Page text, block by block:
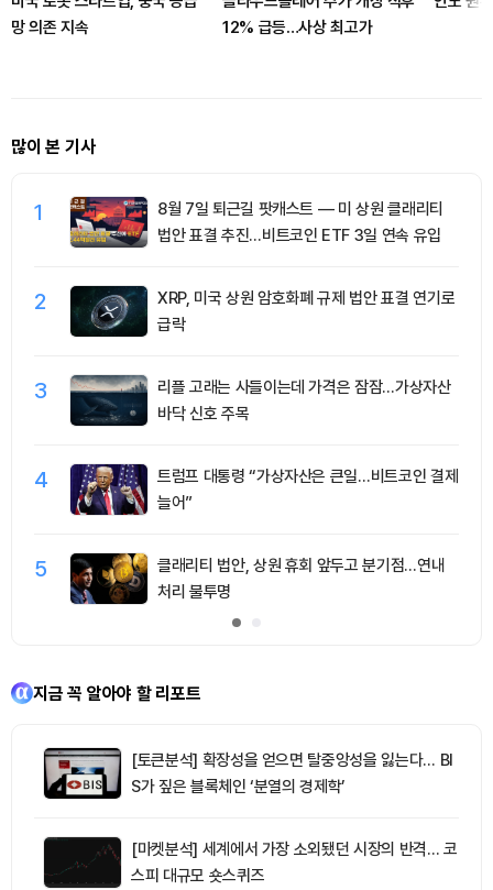
망 의존 지속
12% 급등…사상 최고가
많이 본 기사
1
8월 7일 퇴근길 팟캐스트 — 미 상원 클래리티
법안 표결 추진…비트코인 ETF 3일 연속 유입
2
XRP, 미국 상원 암호화폐 규제 법안 표결 연기로
급락
3
리플 고래는 사들이는데 가격은 잠잠…가상자산
바닥 신호 주목
4
트럼프 대통령 “가상자산은 큰일…비트코인 결제
늘어”
5
클래리티 법안, 상원 휴회 앞두고 분기점…연내
처리 불투명
지금 꼭 알아야 할 리포트
[토큰분석] 확장성을 얻으면 탈중앙성을 잃는다… BI
S가 짚은 블록체인 ‘분열의 경제학’
[마켓분석] 세계에서 가장 소외됐던 시장의 반격… 코
스피 대규모 숏스퀴즈